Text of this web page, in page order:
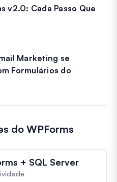
v2.0: Cada Passo Que
Marketing se
Formulários do
do WPForms
+ SQL Server